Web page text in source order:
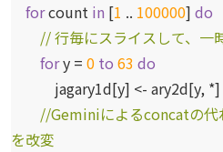
forcount in [1 .. 100000] do
// 行毎にスライスして、一
fory = 0 to 63 do
jagary1d[y] <- ary2d[y, *]
//Geminiによるconcatの代
を改変